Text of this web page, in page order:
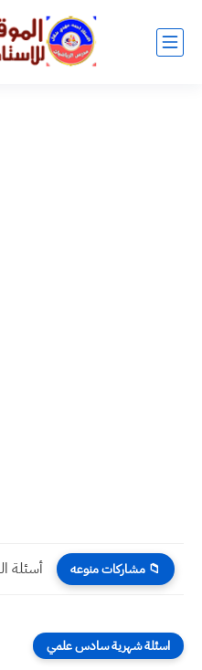
📁 مشاركات منوعه
اسئلة شهرية سادس علمي